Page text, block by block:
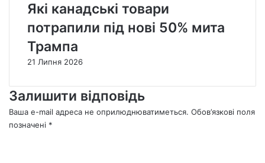
Які канадські товари
потрапили під нові 50% мита
Трампа
21 Липня 2026
Залишити відповідь
Ваша e-mail адреса не оприлюднюватиметься. Обов’язкові поля
позначені *